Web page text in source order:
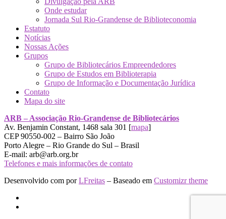
Onde estudar
Jornada Sul Rio-Grandense de Biblioteconomia
Estatuto
Notícias
Nossas Ações
Grupos
Grupo de Bibliotecários Empreendedores
Grupo de Estudos em Biblioterapia
Grupo de Informação e Documentação Jurídica
Contato
Mapa do site
ARB – Associação Rio-Grandense de Bibliotecários
Av. Benjamin Constant, 1468 sala 301 [mapa]
CEP 90550-002 – Bairro São João
Porto Alegre – Rio Grande do Sul – Brasil
E-mail: arb@arb.org.br
Telefones e mais informações de contato
Desenvolvido com porLFreitas – Baseado em Customizr theme